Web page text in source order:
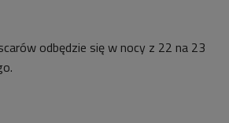
odbędzie się w nocy z 22 na 23